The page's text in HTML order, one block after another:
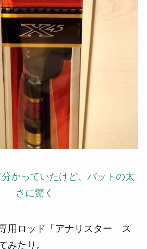
かっていたけど、バットの太
さに驚く
用ロッド「アナリスター ス
みたり。